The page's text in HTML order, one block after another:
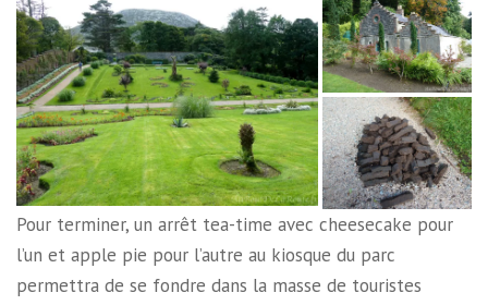
Pour terminer, un arrêt tea-time avec cheesecake pour
l’un et apple pie pour l’autre au kiosque du parc
permettra de se fondre dans la masse de touristes